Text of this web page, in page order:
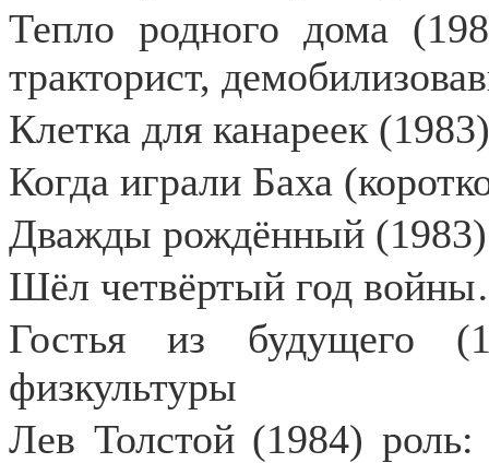
Тепло родного дома
тракторист,
Клетка для канареек
Когда играли Баха
Дважды рождённый (1983)
Шёл четвёртый год
Гостья из будущего
физкультуры
Лев Толстой (1984)